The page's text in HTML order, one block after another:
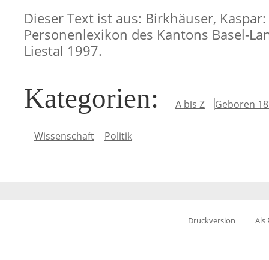
Dieser Text ist aus: Birkhäuser, Kaspar:
Personenlexikon des Kantons Basel-
Liestal 1997.
Kategorien: A bis Z Geboren
Wissenschaft Politik
Druckversion Als